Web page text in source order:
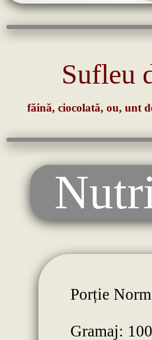
Sufleu
făină, ciocolată, ou, unt
Porție
Gramaj: